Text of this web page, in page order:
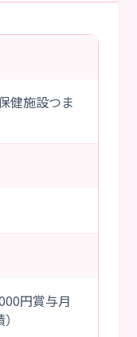
健施設つま
円賞与月